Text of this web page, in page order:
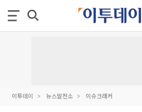
이투데이 뉴스발전소 이슈크래커